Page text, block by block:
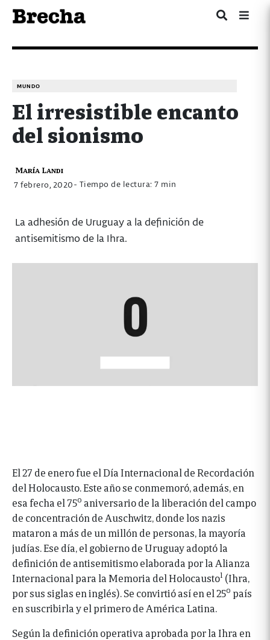
MUNDO
El irresistible encanto
del sionismo
María Landi
7 febrero, 2020- Tiempo de lectura: 7 min
La adhesión de Uruguay a la definición de
antisemitismo de la Ihra.
El 27 de enero fue el Día Internacional de Recordación
del Holocausto. Este año se conmemoró, además, en
esa fecha el 75o aniversario de la liberación del campo
de concentración de Auschwitz, donde los nazis
mataron a más de un millón de personas, la mayoría
judías. Ese día, el gobierno de Uruguay adoptó la
definición de antisemitismo elaborada por la Alianza
Internacional para la Memoria del Holocausto1 (Ihra,
por sus siglas en inglés). Se convirtió así en el 25o país
en suscribirla y el primero de América Latina.
Según la definición operativa aprobada por la Ihra en